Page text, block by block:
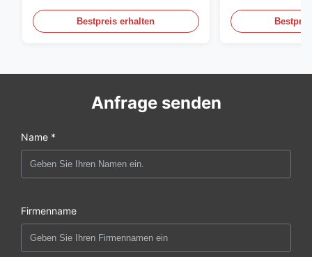
Bestpreis erhalten
Anfrage senden
Name *
Firmenname